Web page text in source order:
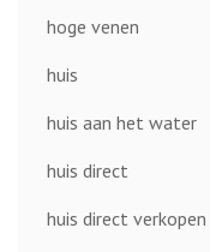
hoge venen
huis
huis aan het water
huis direct
huis direct verkopen